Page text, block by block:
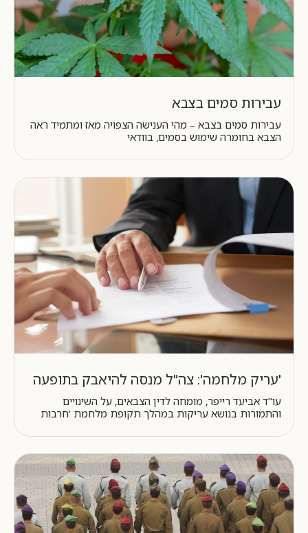
עבירות סמים בצבא
עבירות סמים בצבא – מהי הענישה הצפויה מאז ומתמיד ראה
הצבא בחומרה שימוש בסמים, בוודאי
'עריק מלחמה': צה"ל מנסה להיאבק בתופעה
עו"ד אביעד רייפר, מומחה לדין הצבאים, על השינויים
והתמורות בנושא עריקות במהלך תקופת מלחמת 'חרבות